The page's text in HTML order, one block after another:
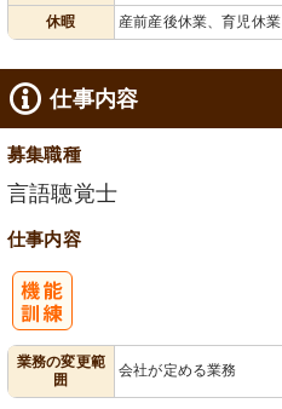
休暇
産前産後休業、育児休業
仕事内容
募集職種
言語聴覚士
仕事内容
業務の変更範
囲
会社が定める業務